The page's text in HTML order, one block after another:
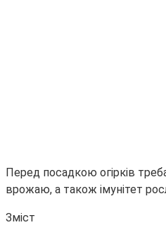
Перед посадкою огірків
врожаю, а також імунітет
Зміст